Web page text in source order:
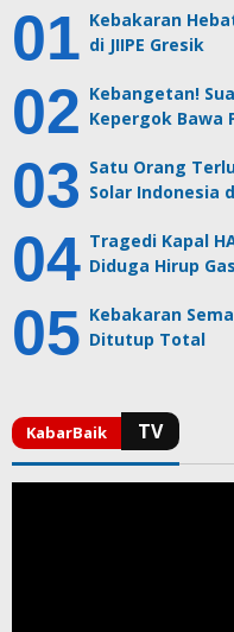
Kebakaran
di JIIPE Gresik
Kebangetan!
Kepergok Bawa
Satu Orang
Solar Indonesia
Tragedi Kapal
Diduga Hirup
Kebakaran
Ditutup Total